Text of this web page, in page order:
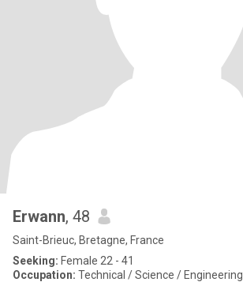
Erwann, 48
Saint-Brieuc, Bretagne, France
Seeking: Female 22 - 41
Occupation: Technical / Science / Engineering